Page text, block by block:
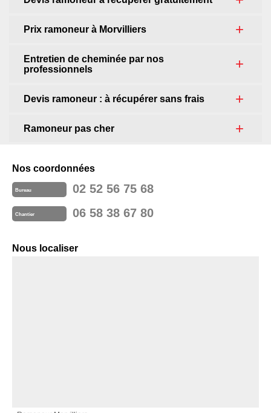
Prix ramoneur à Morvilliers
Entretien de cheminée par nos
professionnels
Devis ramoneur : à récupérer sans frais
Ramoneur pas cher
Nos coordonnées
Bureau 02 52 56 75 68
Chantier 06 58 38 67 80
Nous localiser